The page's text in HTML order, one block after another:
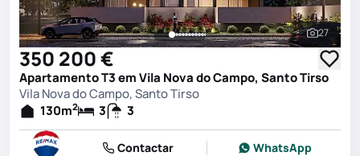
Ver
27
350 200 €
Apartamento T3 em Vila Nova do Campo, Santo Tirso
Vila Nova do Campo, Santo Tirso
130m2 3 3
Contactar WhatsApp